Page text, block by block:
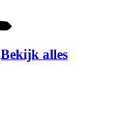
Bekijk alles